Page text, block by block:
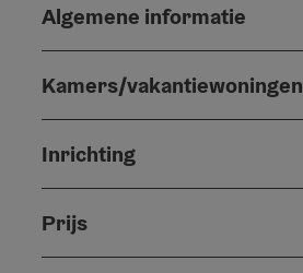
Algemene informatie
Kamers/vakantiewoningen
Inrichting
Prijs